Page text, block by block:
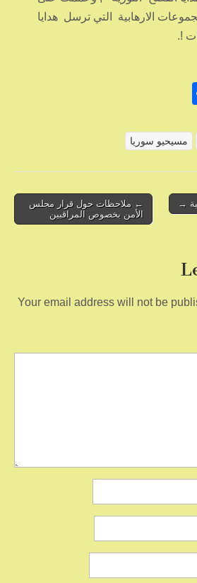
الارهابية التي ترسل هدايا
!.
ar
مسيحيو سوريا
← ملاحظات حول قرار مجلس
الأمن بخصوص المراقبين
→
Your email address will not be